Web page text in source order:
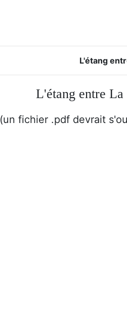
L'étang
L'étang entre
(un fichier .pdf devrait